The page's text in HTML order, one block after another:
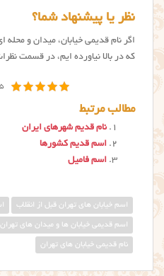
نظر یا پیشنهاد شما؟
اگر نام قدیمی خیابان، میدان و محله
که در بالا نیاورده ایم، در قسمت
5/5
مطالب مرتبط
نام قدیم شهرهای ایران
اسم قدیم کشورها
اسم فامیل
اسم خیابان های تهران قبل از انقلاب
اسم قدیمی خیابان ها و میدان های تهران
نام قدیمی خیابان های تهران